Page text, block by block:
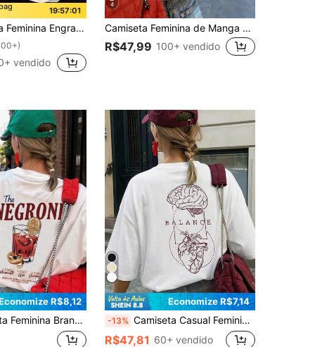
19:56:59
de Fazer Drama, Você Não É" Camiseta Gráfica, Casual para Uso Externo Branca de Verão
vendido
4
Camiseta Feminina de Manga Curta com Gola Redonda, Estampa Gráfica de Filhote de Cachorro Cartoon Personalizada, Novo Padrão Minimalista Fofo, Estilo Casual de Férias, Solta, Verão
R$47,99 100+ vendido
R$8,12
Gráfico de Letra e Xícara de Bebida, Gola Redonda, Manga Curta, Top Versátil e Fashion
Economize R$7,14
-13% Camiseta Casual Feminina, Estampa de Anatomia do Cérebro e Coração, Caimento Solto e Oversized, Estilo de Rua Gola Redonda Manga Curta, Adequada para Ir ao Trabalho, Viagens Urbanas, Passeios de Verão, Encontros com Amigos, Brunch de Final de Semana Branca
R$47,81 60+ vendido